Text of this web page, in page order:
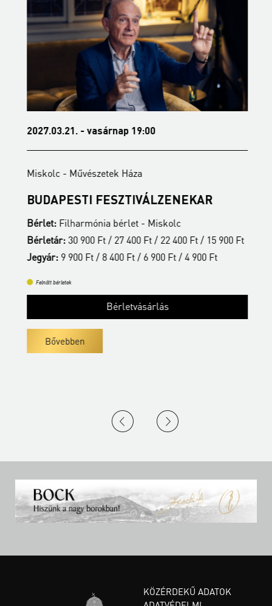
2027.03.21. - vasárnap 19:00
Miskolc - Művészetek Háza
BUDAPESTI FESZTIVÁLZENEKAR
Bérlet:Filharmónia bérlet - Miskolc
Bérletár:30 900 Ft / 27 400 Ft / 22 400 Ft / 15 900 Ft
Jegyár:9 900 Ft / 8 400 Ft / 6 900 Ft / 4 900 Ft
Felnőtt bérletek
Bérletvásárlás
Bővebben
KÖZÉRDEKŰ ADATOK